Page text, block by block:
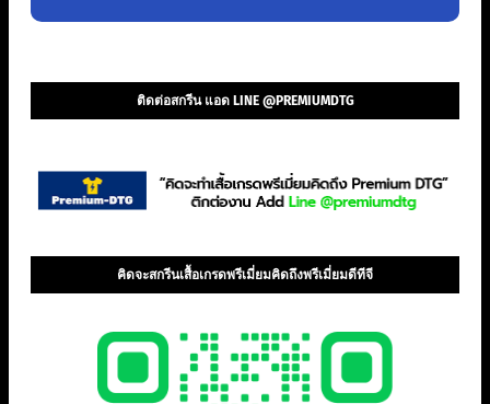
ติดต่อสกรีน แอด LINE @PREMIUMDTG
คิดจะสกรีนเสื้อเกรดพรีเมี่ยมคิดถึงพรีเมี่ยมดีทีจี